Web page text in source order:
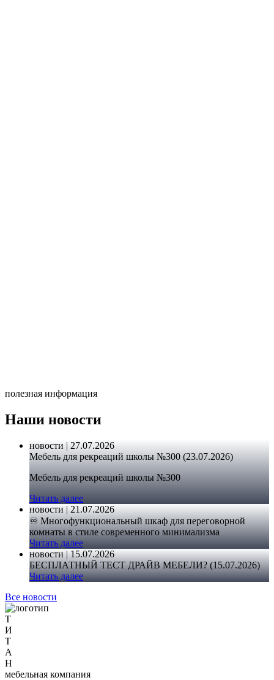
полезная информация
Наши новости
новости | 27.07.2026
Мебель для рекреаций школы №300 (23.07.2026)
Мебель для рекреаций школы №300
Читать далее
новости | 21.07.2026
♾️ Многофункциональный шкаф для переговорной
комнаты в стиле современного минимализма
Читать далее
новости | 15.07.2026
БЕСПЛАТНЫЙ ТЕСТ ДРАЙВ МЕБЕЛИ? (15.07.2026)
Читать далее
Все новости
Т
И
Т
А
Н
мебельная компания